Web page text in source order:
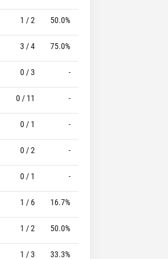
1 / 2 50.0%
3 / 4 75.0%
0 / 3 -
0 / 11 -
0 / 1 -
0 / 2 -
0 / 1 -
1 / 6 16.7%
1 / 2 50.0%
1 / 3 33.3%